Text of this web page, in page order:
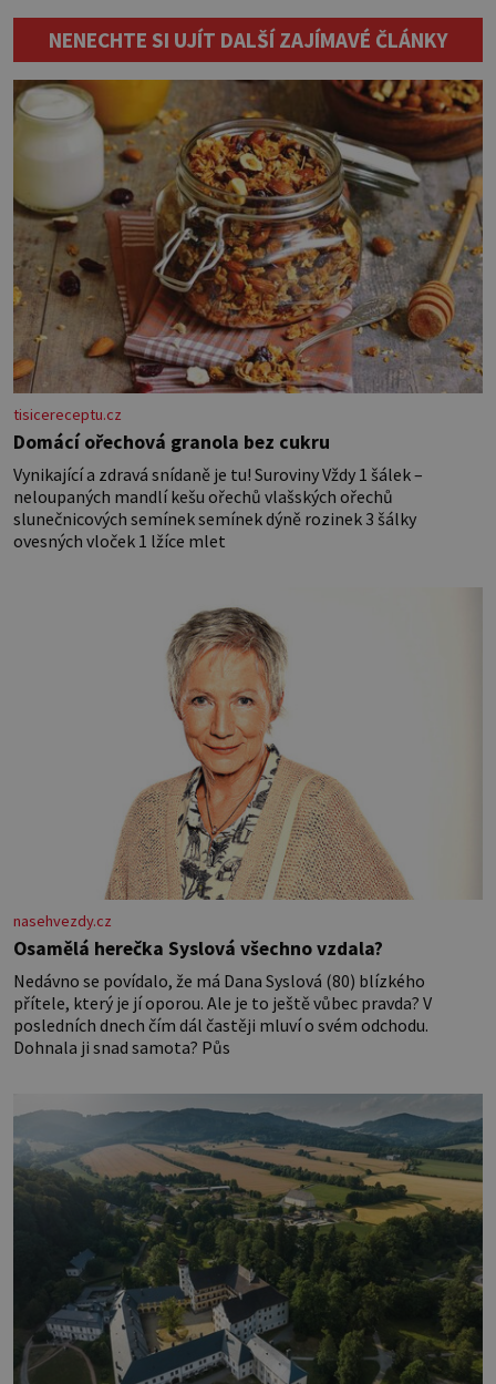
vydrželo co nejdéle, vyplatí se začít
[…]
ladící s obývákem, bude se hodit i tam.
Budete potřebovat: – zbytky barevně
sladěných bavlněných látek – 0,5 m
látky na vnitřní polštářek – duté
vlákno na výplň – 2 knoflíky – 0,5 m
jednostranně nalepovacího […]
NENECHTE SI UJÍT DALŠÍ ZAJÍMAVÉ ČLÁNKY
tisicereceptu.cz
Domácí ořechová granola bez cukru
Vynikající a zdravá snídaně je tu! Suroviny Vždy 1 šálek –
neloupaných mandlí kešu ořechů vlašských ořechů
slunečnicových semínek semínek dýně rozinek 3 šálky
ovesných vloček 1 lžíce mlet
nasehvezdy.cz
Osamělá herečka Syslová všechno vzdala?
Nedávno se povídalo, že má Dana Syslová (80) blízkého
přítele, který je jí oporou. Ale je to ještě vůbec pravda? V
posledních dnech čím dál častěji mluví o svém odchodu.
Dohnala ji snad samota? Půs